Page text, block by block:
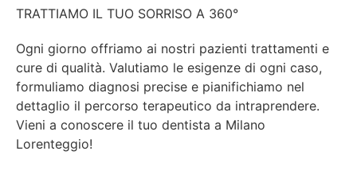
TRATTIAMO IL TUO SORRISO A 360°
Ogni giorno offriamo ai nostri pazienti trattamenti e
cure di qualità. Valutiamo le esigenze di ogni caso,
formuliamo diagnosi precise e pianifichiamo nel
dettaglio il percorso terapeutico da intraprendere.
Vieni a conoscere il tuo dentista a Milano
Lorenteggio!